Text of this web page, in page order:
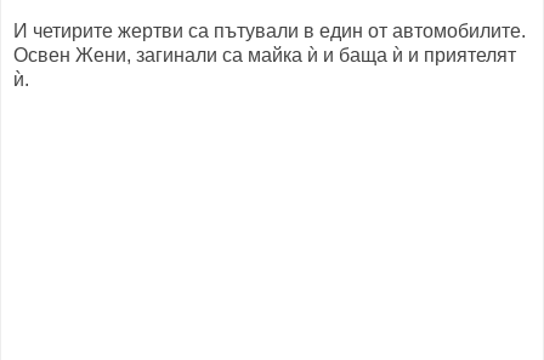
И четирите жертви са пътували в един от автомобилите.
Освен Жени, загинали са майка ѝ и баща ѝ и приятелят
ѝ.